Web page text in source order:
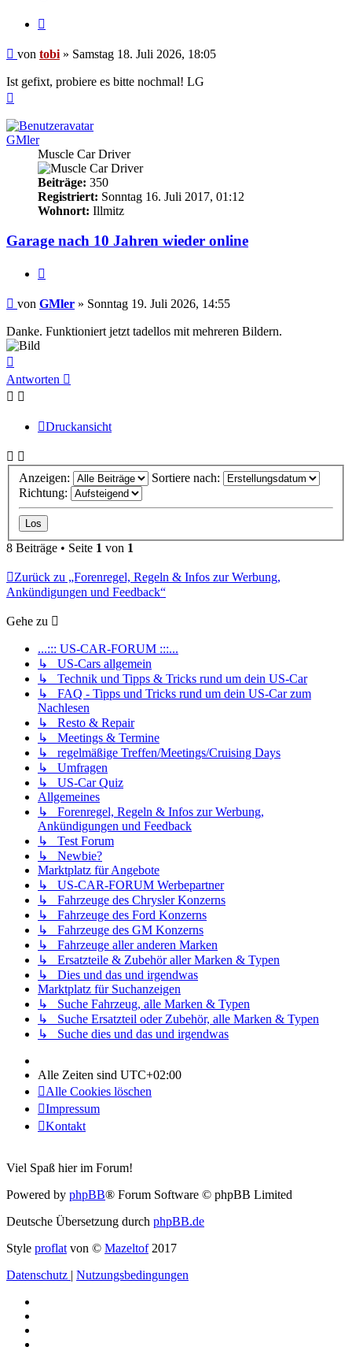
Beitrag
von tobi » Samstag 18. Juli 2026, 18:05
Ist gefixt, probiere es bitte nochmal! LG
GMler
Muscle Car Driver
Beiträge: 350
Registriert: Sonntag 16. Juli 2017, 01:12
Wohnort: Illmitz
Garage nach 10 Jahren wieder online
Beitrag
von GMler » Sonntag 19. Juli 2026, 14:55
Danke. Funktioniert jetzt tadellos mit mehreren Bildern.
oben
Antworten
Druckansicht
Anzeigen:
Sortiere nach:
Richtung:
8 Beiträge • Seite 1 von 1
Zurück zu „Forenregel, Regeln & Infos zur Werbung,
Ankündigungen und Feedback“
Gehe zu
...::: US-CAR-FORUM :::...
↳ US-Cars allgemein
↳ Technik und Tipps & Tricks rund um dein US-Car
↳ FAQ - Tipps und Tricks rund um dein US-Car zum
Nachlesen
↳ Resto & Repair
↳ Meetings & Termine
↳ regelmäßige Treffen/Meetings/Cruising Days
↳ Umfragen
↳ US-Car Quiz
Allgemeines
↳ Forenregel, Regeln & Infos zur Werbung,
Ankündigungen und Feedback
↳ Test Forum
↳ Newbie?
Marktplatz für Angebote
↳ US-CAR-FORUM Werbepartner
↳ Fahrzeuge des Chrysler Konzerns
↳ Fahrzeuge des Ford Konzerns
↳ Fahrzeuge des GM Konzerns
↳ Fahrzeuge aller anderen Marken
↳ Ersatzteile & Zubehör aller Marken & Typen
↳ Dies und das und irgendwas
Marktplatz für Suchanzeigen
↳ Suche Fahrzeug, alle Marken & Typen
↳ Suche Ersatzteil oder Zubehör, alle Marken & Typen
↳ Suche dies und das und irgendwas
Alle Zeiten sind UTC+02:00
Alle Cookies löschen
Impressum
Kontakt
Viel Spaß hier im Forum!
Powered by phpBB® Forum Software © phpBB Limited
Deutsche Übersetzung durch phpBB.de
Style proflat von © Mazeltof2017
Datenschutz | Nutzungsbedingungen